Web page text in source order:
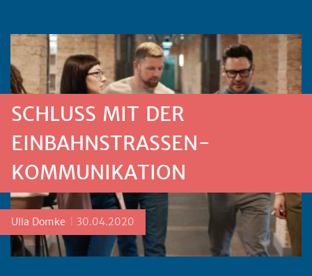
SCHLUSS MIT DER
EINBAHNSTRASSEN-K
OMMUNIKATION
Posted by
Ulla Domke 30.04.2020